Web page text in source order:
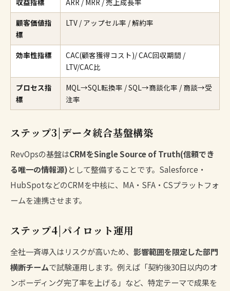
顧客価値指
標
LTV / アップセル率 / 解約率
効率性指標
CAC(顧客獲得コスト)/ CAC回収期間 /
LTV/CAC比
プロセス指
標
MQL→SQL転換率 / SQL→商談化率 / 商談→受
注率
ステップ3|データ統合基盤構築
RevOpsの基盤はCRMをSingle Source of Truth(信頼でき
る唯一の情報源)として整備することです。Salesforce・
HubSpotなどのCRMを中核に、MA・SFA・CSプラットフォ
ームを連携させます。
ステップ4|パイロット運用
全社一斉導入はリスクが高いため、 影響範囲を限定した部門
横断チームで試験運用します。例えば「契約後30日以内のオ
ンボーディング完了率を上げる」など、特定テーマで成果を